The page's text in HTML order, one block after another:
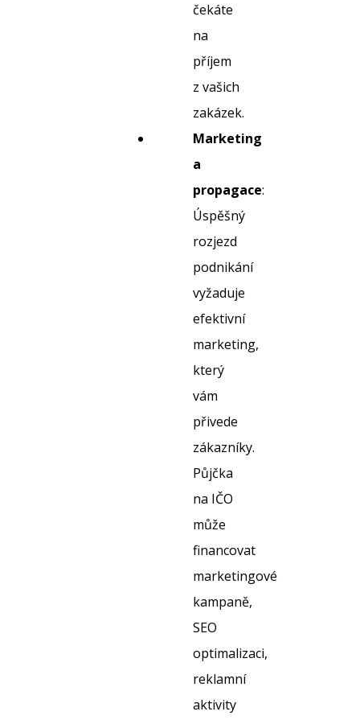
čekáte
na
příjem
z vašich
zakázek.
Marketing
a
propagace:
Úspěšný
rozjezd
podnikání
vyžaduje
efektivní
marketing,
který
vám
přivede
zákazníky.
Půjčka
na IČO
může
financovat
marketingové
kampaně,
SEO
optimalizaci,
reklamní
aktivity